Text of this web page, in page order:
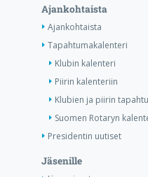
Ajankohtaista
Ajankohtaista
Tapahtumakalenteri
Klubin kalenteri
Piirin kalenteriin
Klubien ja piirin
Suomen Rotaryn
Presidentin uutiset
Jäsenille